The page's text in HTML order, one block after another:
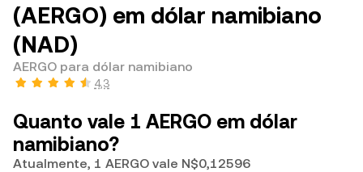
(AERGO) em dólar namibiano
(NAD)
AERGO para dólar namibiano
4,3
Quanto vale 1 AERGO em dólar
namibiano?
Atualmente, 1 AERGO vale N$0,12596